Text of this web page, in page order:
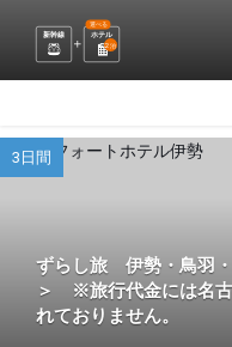
新幹線 ホテル
選べる
2泊
3日間
ずらし旅 伊勢・鳥羽
＞ ※旅行代金には名古
れておりません。